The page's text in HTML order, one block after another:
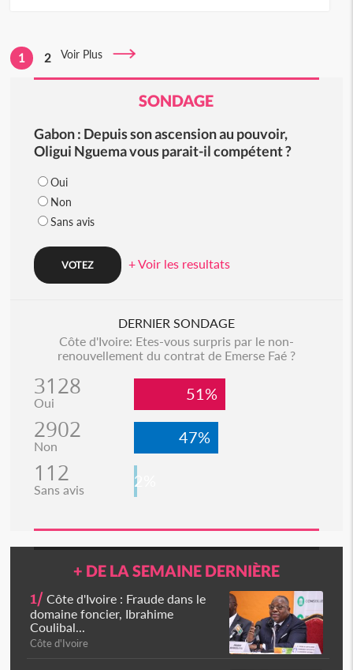
1 2 Voir Plus
SONDAGE
Gabon : Depuis son ascension au pouvoir,
Oligui Nguema vous parait-il compétent ?
Oui
Non
Sans avis
+ Voir les resultats
DERNIER SONDAGE
Côte d'Ivoire: Etes-vous surpris par le non-
renouvellement du contrat de Emerse Faé ?
3128
Oui 51%
2902
Non 47%
112
Sans avis 2%
+ DE LA SEMAINE DERNIÈRE
1/ Côte d'Ivoire : Fraude dans le
domaine foncier, Ibrahime
Coulibal...
Côte d'Ivoire